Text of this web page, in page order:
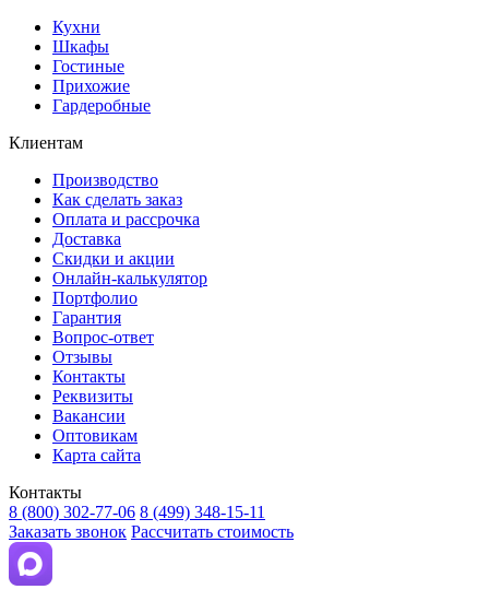
Кухни
Шкафы
Гостиные
Прихожие
Гардеробные
Клиентам
Производство
Как сделать заказ
Оплата и рассрочка
Доставка
Скидки и акции
Онлайн-калькулятор
Портфолио
Гарантия
Вопрос-ответ
Отзывы
Контакты
Реквизиты
Вакансии
Оптовикам
Карта сайта
Контакты
8 (800) 302-77-06 8 (499) 348-15-11
Заказать звонок Рассчитать стоимость